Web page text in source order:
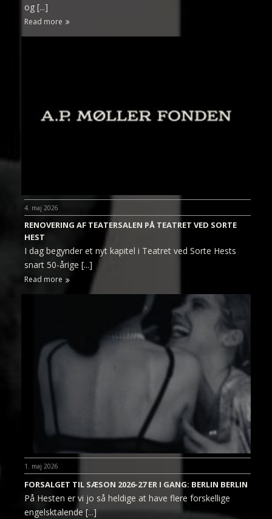
og [...]
Read more
4. maj 2026
RENOVERING AF TEATERSALEN PÅ TEATRET VED SORTE
HEST
I dag begynder et nyt kapitel i Teatret ved Sorte Hests
snart 50-årige [...]
Read more
1. maj 2026
FORSALGET TIL SÆSON 2026-27 ER I GANG: BERLIN BERLIN
På Hesten er vi jo så heldige at have flere forskellige
engelsktalende [...]